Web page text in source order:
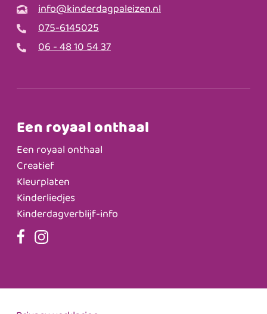
info@kinderdagpaleizen.nl
075-6145025
06 - 48 10 54 37
Een royaal onthaal
Een royaal onthaal
Creatief
Kleurplaten
Kinderliedjes
Kinderdagverblijf-info